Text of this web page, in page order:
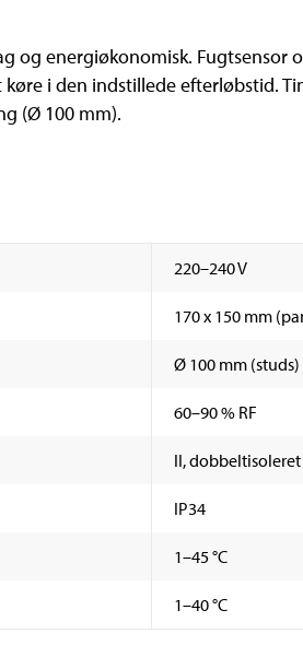
energiøkonomisk. Fugtsensor
i den indstillede efterløbstid.
(Ø 100 mm).
220–240 V
170 x 150 mm
Ø 100 mm (studs)
60–90 % RF
II, dobbeltisoleret
IP34
1–45 °C
1–40 °C